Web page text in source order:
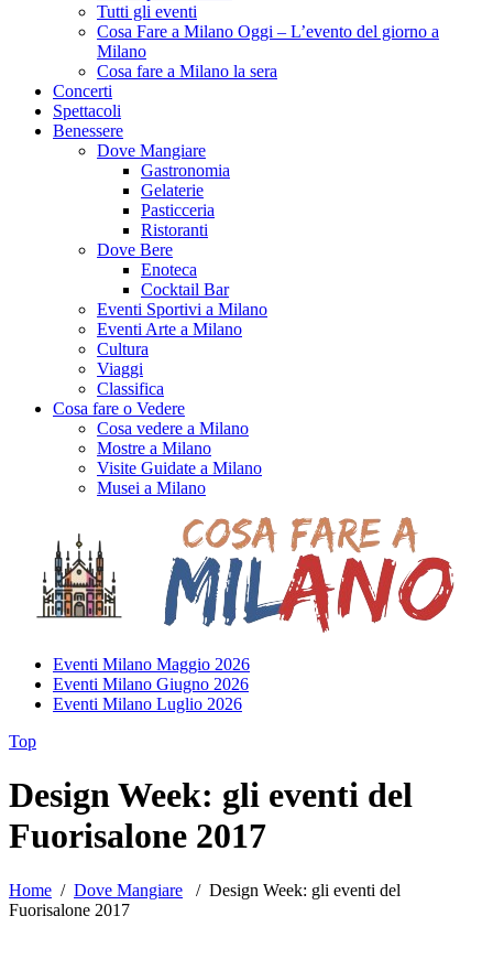
Tutti gli eventi
Cosa Fare a Milano Oggi – L’evento del giorno a
Milano
Cosa fare a Milano la sera
Concerti
Spettacoli
Benessere
Dove Mangiare
Gastronomia
Gelaterie
Pasticceria
Ristoranti
Dove Bere
Enoteca
Cocktail Bar
Eventi Sportivi a Milano
Eventi Arte a Milano
Cultura
Viaggi
Classifica
Cosa fare o Vedere
Cosa vedere a Milano
Mostre a Milano
Visite Guidate a Milano
Musei a Milano
Eventi Milano Maggio 2026
Eventi Milano Giugno 2026
Eventi Milano Luglio 2026
Top
Design Week: gli eventi del
Fuorisalone 2017
Home / Dove Mangiare / Design Week: gli eventi del
Fuorisalone 2017